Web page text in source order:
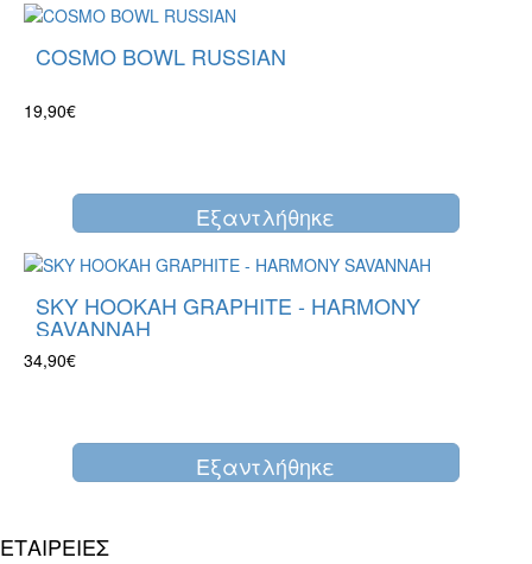
COSMO BOWL RUSSIAN
19,90€
Eξαντλήθηκε
SKY HOOKAH GRAPHITE - HARMONY
SAVANNAH
34,90€
Eξαντλήθηκε
ΕΤΑΙΡΕΙΕΣ